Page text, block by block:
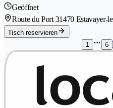
Geöffnet
Route du Port 31470 Estavayer-
Tisch reservieren
1
6